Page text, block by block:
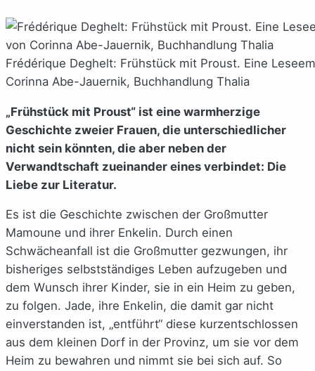
Frédérique Deghelt: Frühstück mit Proust. Eine
Corinna Abe-Jauernik, Buchhandlung Thalia
„Frühstück mit Proust“ ist eine warmherzige
Geschichte zweier Frauen, die unterschiedlicher
nicht sein könnten, die aber neben der
Verwandtschaft zueinander eines verbindet: Die
Liebe zur Literatur.
Es ist die Geschichte zwischen der Großmutter
Mamoune und ihrer Enkelin. Durch einen
Schwächeanfall ist die Großmutter gezwungen, ihr
bisheriges selbstständiges Leben aufzugeben und
dem Wunsch ihrer Kinder, sie in ein Heim zu geben,
zu folgen. Jade, ihre Enkelin, die damit gar nicht
einverstanden ist, „entführt“ diese kurzentschlossen
aus dem kleinen Dorf in der Provinz, um sie vor dem
Heim zu bewahren und nimmt sie bei sich auf. So